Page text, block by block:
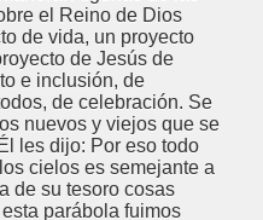
el Reino de Dios
de vida, un proyecto
de Jesús de
e inclusión, de
de celebración. Se
nuevos y viejos que se
les dijo: Por eso todo
cielos es semejante a
de su tesoro cosas
parábola fuimos